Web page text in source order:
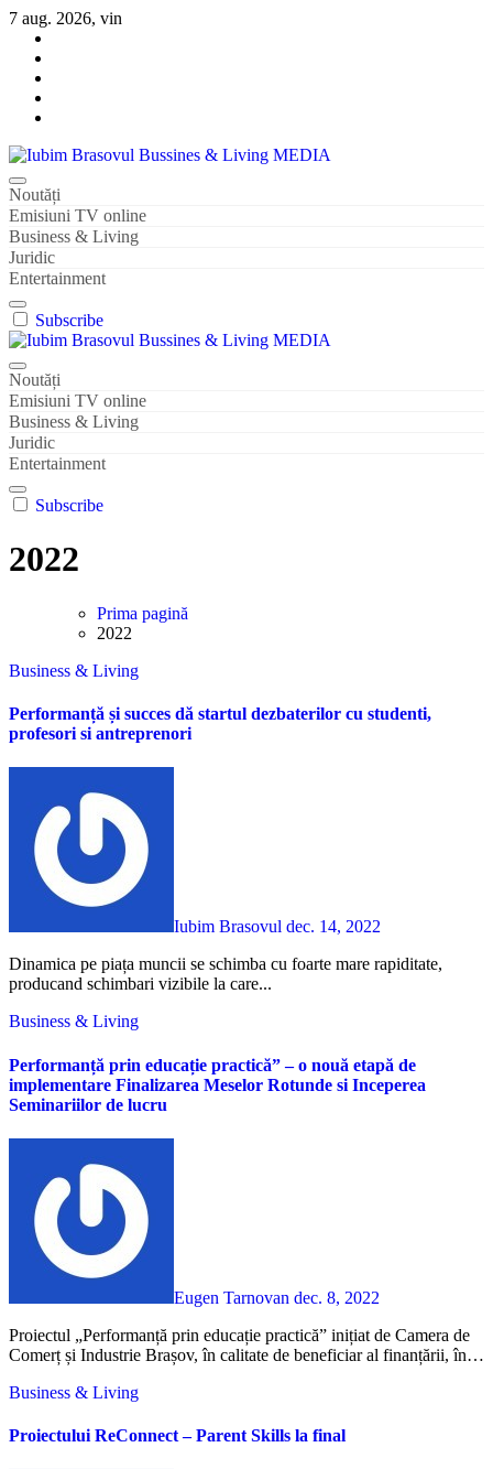
Sari
conținut
7 aug. 2026, vin
Iubim Brasovul Bussines & Living MEDIA
Din pasiune și dragoste pentru Brașoveni
Noutăți
Emisiuni TV online
Business & Living
Juridic
Entertainment
Subscribe
Iubim Brasovul Bussines & Living MEDIA
Din pasiune și dragoste pentru Brașoveni
Noutăți
Emisiuni TV online
Business & Living
Juridic
Entertainment
Subscribe
2022
Prima pagină
2022
Business & Living
Performanță și succes dă startul dezbaterilor cu studenti,
profesori si antreprenori
Iubim Brasovul dec. 14, 2022
Dinamica pe piața muncii se schimba cu foarte mare rapiditate,
producand schimbari vizibile la care...
Business & Living
Performanță prin educație practică” – o nouă etapă de
implementare Finalizarea Meselor Rotunde si Inceperea
Seminariilor de lucru
Eugen Tarnovan dec. 8, 2022
Proiectul „Performanță prin educație practică” inițiat de Camera de
Comerț și Industrie Brașov, în calitate de beneficiar al finanțării, în…
Business & Living
Proiectului ReConnect – Parent Skills la final